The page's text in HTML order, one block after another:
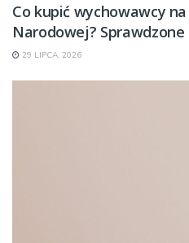
Co kupić wychowawcy
Narodowej?
29 LIPCA, 2026